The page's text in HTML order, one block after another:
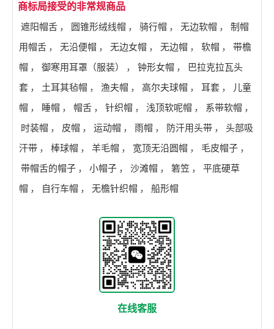
商标局接受的非常规商品
遮阳帽舌 ， 圆锥形绒线帽 ， 骑行帽 ， 无边软帽 ，
制帽
用帽舌 ， 无沿便帽 ， 无边女帽 ， 无边帽 ， 软帽 ，
带檐
帽 ， 御寒用耳罩（服装） ， 钟形女帽 ，
巴拉克拉瓦头
套 ， 土耳其毡帽 ， 渔夫帽 ， 高尔夫球帽 ， 耳套 ，
儿童
帽 ， 睡帽 ， 帽舌 ， 针织帽 ， 浅顶软呢帽 ， 系带软帽 ，
时装帽 ， 皮帽 ， 运动帽 ， 雨帽 ， 防汗用头带 ，
头部吸
汗带 ， 棒球帽 ， 羊毛帽 ， 宽顶无沿圆帽 ， 毛皮帽子 ，
带帽舌的帽子 ， 小帽子 ， 沙滩帽 ， 箬笠 ，
平底硬草
帽 ， 自行车帽 ， 无檐针织帽 ， 船形帽
在线客服